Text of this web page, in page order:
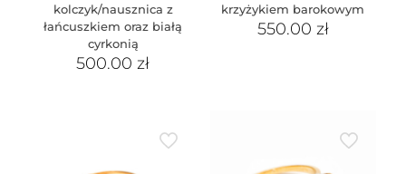
kolczyk/nausznica z
łańcuszkiem oraz białą
cyrkonią
500.00zł
krzyżykiem barokowym
550.00 zł